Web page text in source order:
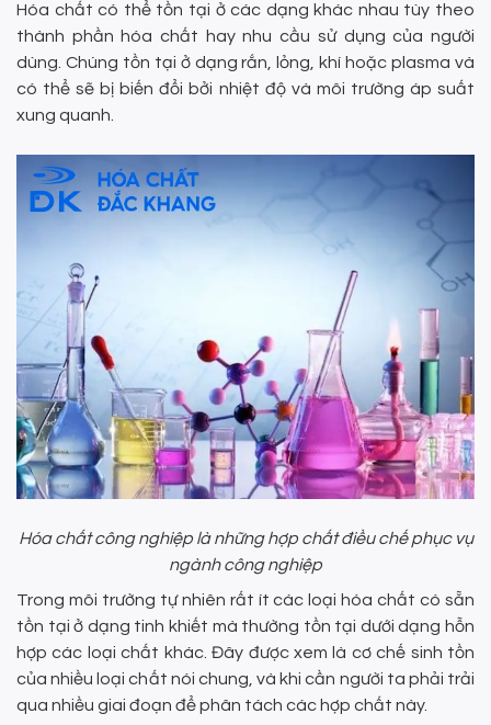
Hóa chất có thể tồn tại ở các dạng khác nhau tùy theo
thành phần hóa chất hay nhu cầu sử dụng của người
dùng. Chúng tồn tại ở dạng rắn, lỏng, khí hoặc plasma và
có thể sẽ bị biến đổi bởi nhiệt độ và môi trường áp suất
xung quanh.
Hóa chất công nghiệp là những hợp chất điều chế phục vụ
ngành công nghiệp
Trong môi trường tự nhiên rất ít các loại hóa chất có sẵn
tồn tại ở dạng tinh khiết mà thường tồn tại dưới dạng hỗn
hợp các loại chất khác. Đây được xem là cơ chế sinh tồn
của nhiều loại chất nói chung, và khi cần người ta phải trải
qua nhiều giai đoạn để phân tách các hợp chất này.